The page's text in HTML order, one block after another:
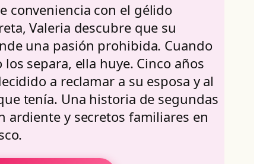
conveniencia con el gélido
Valeria descubre que su
una pasión prohibida. Cuando
separa, ella huye. Cinco años
a reclamar a su esposa y al
tenía. Una historia de segundas
ardiente y secretos familiares en